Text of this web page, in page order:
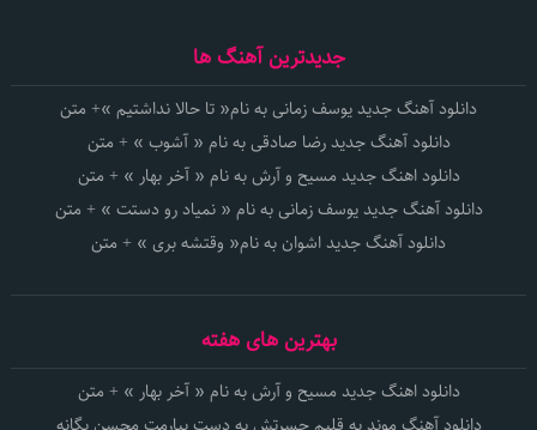
جدیدترین آهنگ ها
دانلود آهنگ جدید یوسف زمانی به نام« تا حالا نداشتیم »+ متن
دانلود آهنگ جدید رضا صادقی به نام « آشوب » + متن
دانلود اهنگ جدید مسیح و آرش به نام « آخر بهار » + متن
دانلود آهنگ جدید یوسف زمانی به نام « نمیاد رو دستت » + متن
دانلود آهنگ جدید اشوان به نام« وقتشه بری » + متن
بهترین های هفته
دانلود اهنگ جدید مسیح و آرش به نام « آخر بهار » + متن